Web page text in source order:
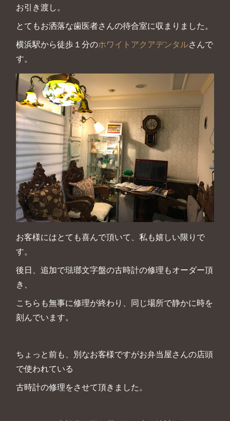
お引き渡し。
とてもお洒落な歯医者さんの待合室に収まりました。
横浜駅から徒歩１分のホワイトアクアデンタルさんで
す。
お客様にはとても喜んで頂いて、私も嬉しい限りで
す。
後日、追加で琺瑯文字盤の古時計の修理もオーダー頂
き、
こちらも無事に修理が終わり、同じ場所で静かに時を
刻んでいます。
ちょっと前も、別なお客様ですがお弁当屋さんの店頭
で使われている
古時計の修理をさせて頂きました。